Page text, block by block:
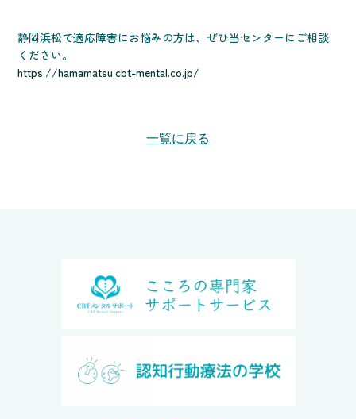
静岡浜松で適応障害にお悩みの方は、ぜひ当センターにご相談
ください。
https://hamamatsu.cbt-mental.co.jp/
一覧に戻る